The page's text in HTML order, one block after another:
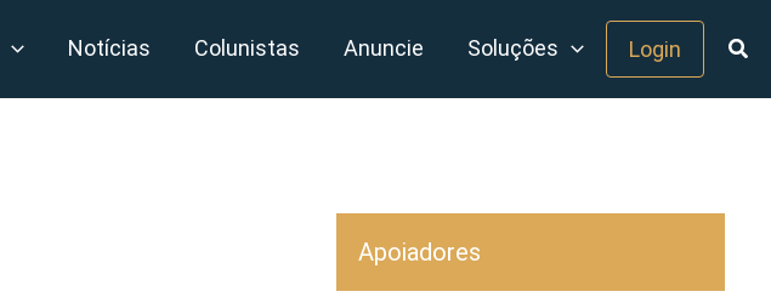
Notícias Colunistas Anuncie Soluções Login
Apoiadores